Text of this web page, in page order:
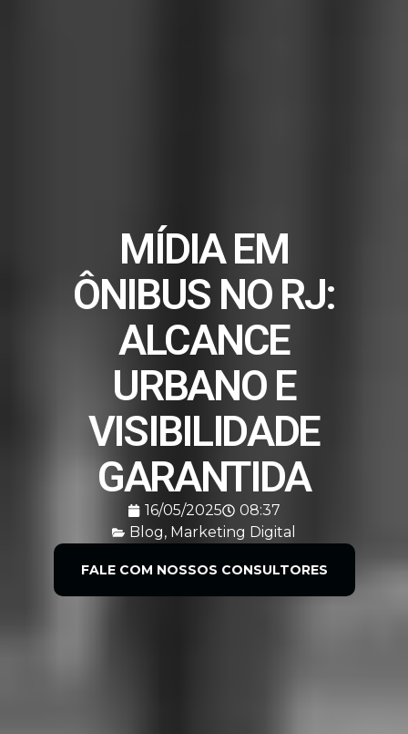
MÍDIA EM
ÔNIBUS NO RJ:
ALCANCE
URBANO E
VISIBILIDADE
GARANTIDA
16/05/2025
08:37
Blog, Marketing Digital
FALE COM NOSSOS CONSULTORES